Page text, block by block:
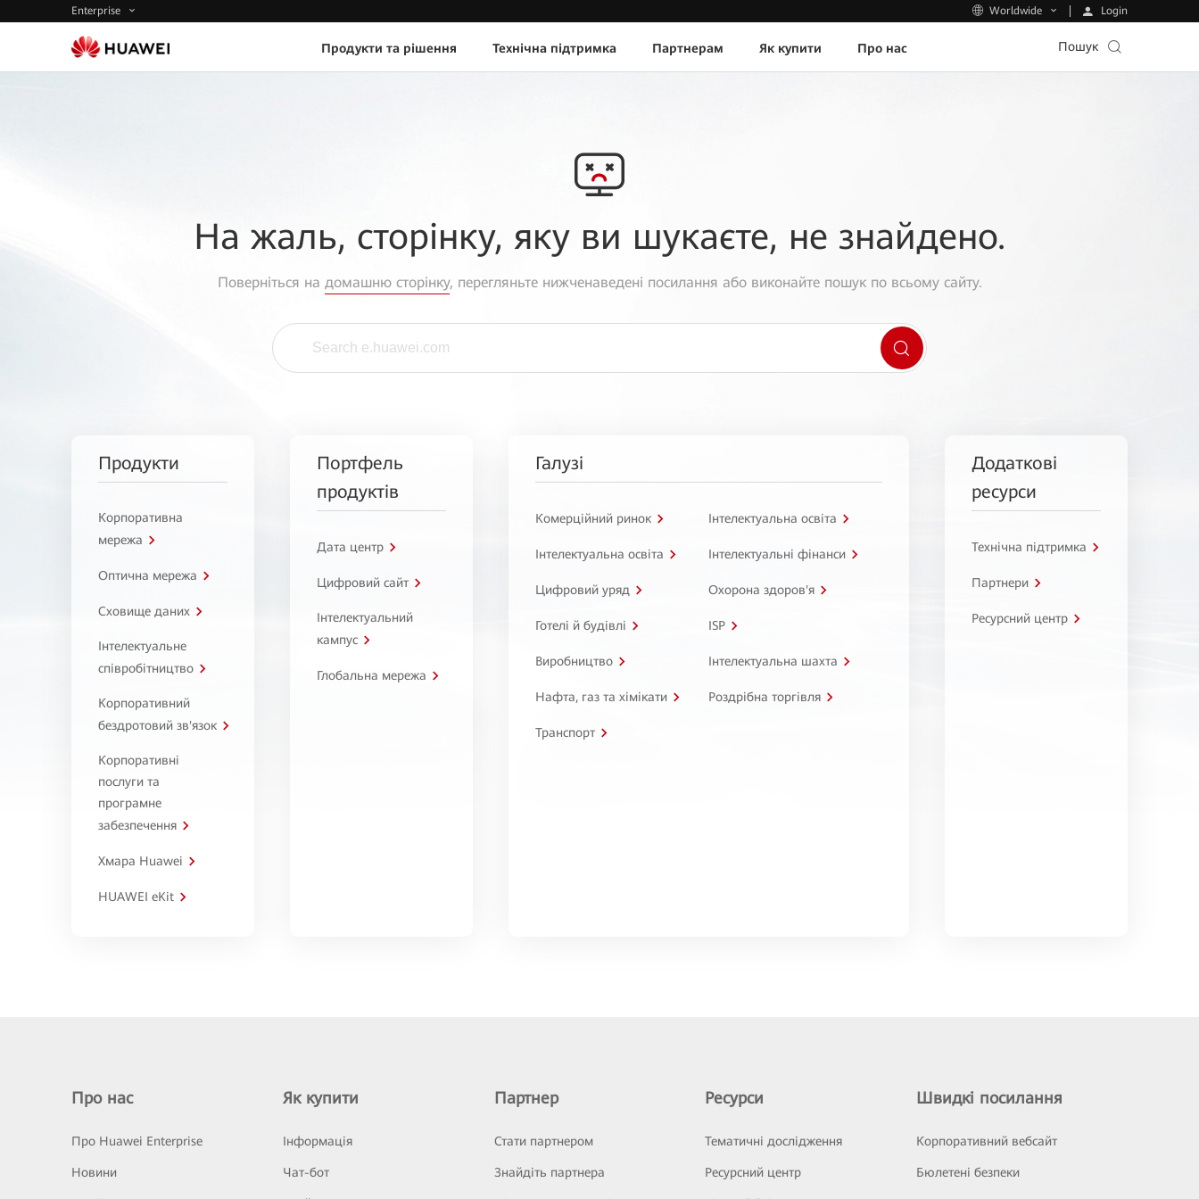
Enterprise Worldwide Login
Продукти та рішення Технічна підтримка Партнерам Як купити Про нас Пошук
На жаль, сторінку, яку ви шукаєте, не знайдено.
Поверніться на домашню сторінку, перегляньте нижченаведені посилання або виконайте пошук по всьому сайту.
Продукти
Корпоративна
мережа
Оптична мережа
Сховище даних
Інтелектуальне
співробітництво
Корпоративний
бездротовий зв'язок
Корпоративні
послуги та
програмне
забезпечення
Хмара Huawei
HUAWEI eKit
Портфель
продуктів
Дата центр
Цифровий сайт
Інтелектуальний
кампус
Глобальна мережа
Галузі
Комерційний ринок Інтелектуальна освіта
Інтелектуальна освіта Інтелектуальні фінанси
Цифровий уряд Охорона здоров'я
Готелі й будівлі ISP
Виробництво Інтелектуальна шахта
Нафта, газ та хімікати Роздрібна торгівля
Транспорт
Додаткові
ресурси
Технічна підтримка
Партнери
Ресурсний центр
Про нас
Про Huawei Enterprise
Новини
Як купити
Інформація
Чат-бот
Партнер
Стати партнером
Знайдіть партнера
Ресурси
Тематичні дослідження
Ресурсний центр
Швидкі посилання
Корпоративний вебсайт
Бюлетені безпеки